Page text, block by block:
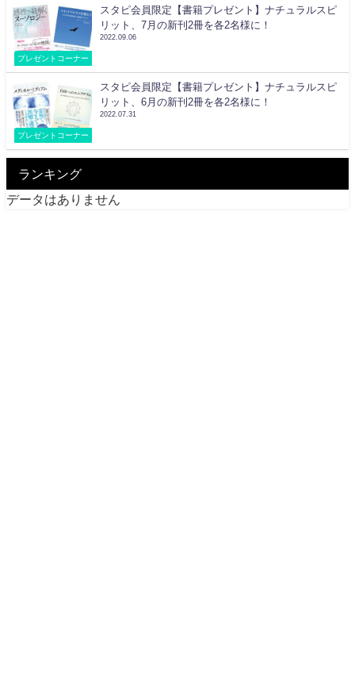
プレゼントコーナー
スタピ会員限定【書籍プレゼント】ナチュラルスピ
リット、7月の新刊2冊を各2名様に！
2022.09.06
プレゼントコーナー
スタピ会員限定【書籍プレゼント】ナチュラルスピ
リット、6月の新刊2冊を各2名様に！
2022.07.31
ランキング
データはありません